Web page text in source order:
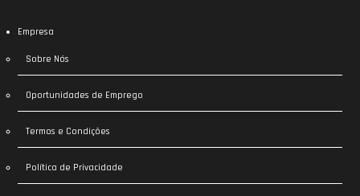
Empresa
Sobre Nós
Oportunidades de Emprego
Termos e Condições
Política de Privacidade